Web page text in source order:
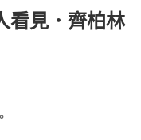
看見．齊柏林